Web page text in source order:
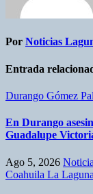
Por Noticias
Entrada
Durango Gómez
En Durango
Guadalupe
Ago 5, 2026
Coahuila La Laguna